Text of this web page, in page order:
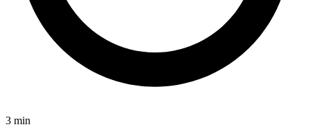
3 min